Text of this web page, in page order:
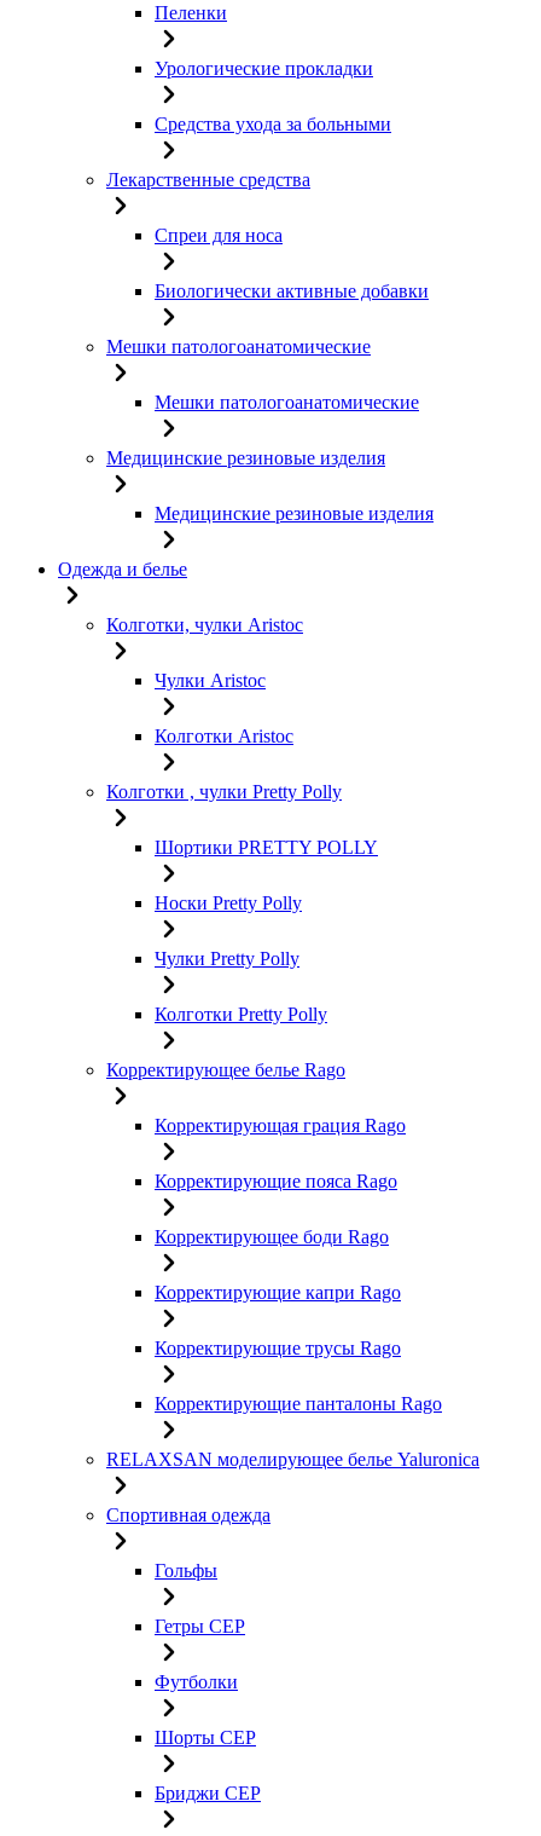
Пеленки
Урологические прокладки
Средства ухода за больными
Лекарственные средства
Спреи для носа
Биологически активные добавки
Мешки патологоанатомические
Мешки патологоанатомические
Медицинские резиновые изделия
Медицинские резиновые изделия
Одежда и белье
Колготки, чулки Aristoc
Чулки Aristoc
Колготки Aristoc
Колготки , чулки Pretty Polly
Шортики PRETTY POLLY
Носки Pretty Polly
Чулки Pretty Polly
Колготки Pretty Polly
Корректирующее белье Rago
Корректирующая грация Rago
Корректирующие пояса Rago
Корректирующее боди Rago
Корректирующие капри Rago
Корректирующие трусы Rago
Корректирующие панталоны Rago
RELAXSAN моделирующее белье Yaluroniсa
Спортивная одежда
Гольфы
Гетры CEP
Футболки
Шорты CEP
Бриджи CEP